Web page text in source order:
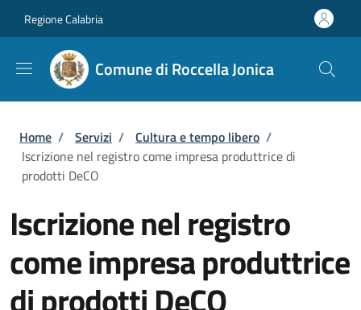
Regione Calabria
Comune di Roccella Jonica
Briciole di pane
Home / Servizi / Cultura e tempo libero /
Iscrizione nel registro come impresa produttrice di
prodotti DeCO
Iscrizione nel registro
come impresa produttrice